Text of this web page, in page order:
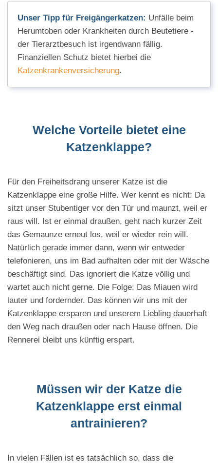
Unser Tipp für Freigängerkatzen: Unfälle beim
Herumtoben oder Krankheiten durch Beutetiere -
der Tierarztbesuch ist irgendwann fällig.
Finanziellen Schutz bietet hierbei die
Katzenkrankenversicherung.
Welche Vorteile bietet eine
Katzenklappe?
Für den Freiheitsdrang unserer Katze ist die
Katzenklappe eine große Hilfe. Wer kennt es nicht: Da
sitzt unser Stubentiger vor den Tür und maunzt, weil er
raus will. Ist er einmal draußen, geht nach kurzer Zeit
das Gemaunze erneut los, weil er wieder rein will.
Natürlich gerade immer dann, wenn wir entweder
telefonieren, uns im Bad aufhalten oder mit der Wäsche
beschäftigt sind. Das ignoriert die Katze völlig und
wartet auch nicht gerne. Die Folge: Das Miauen wird
lauter und fordernder. Das können wir uns mit der
Katzenklappe ersparen und unserem Liebling dauerhaft
den Weg nach draußen oder nach Hause öffnen. Die
Rennerei bleibt uns künftig erspart.
Müssen wir der Katze die
Katzenklappe erst einmal
antrainieren?
In vielen Fällen ist es tatsächlich so, dass die